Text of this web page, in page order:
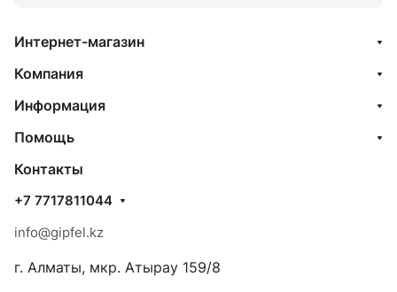
Интернет-магазин
Компания
Информация
Помощь
Контакты
+7 7717811044
info@gipfel.kz
г. Алматы, мкр. Атырау 159/8